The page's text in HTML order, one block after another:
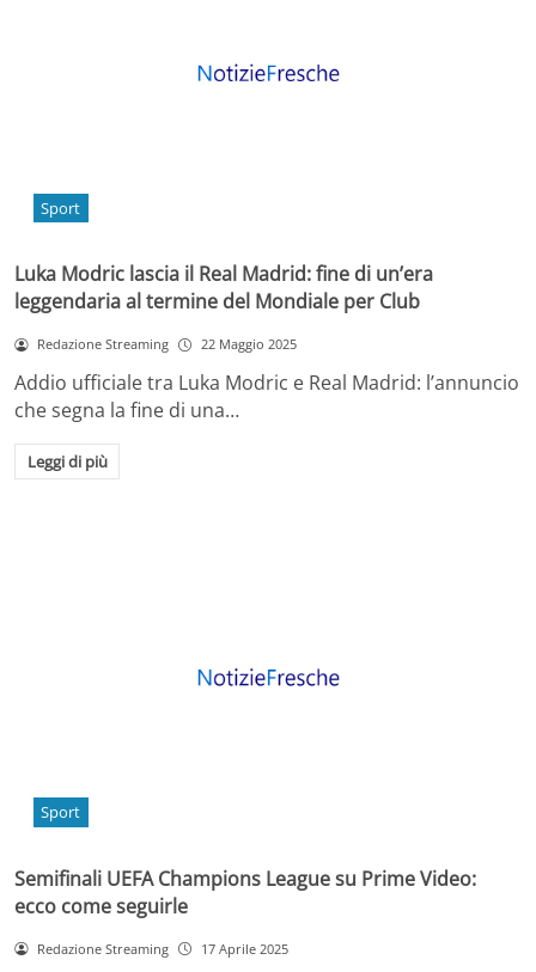
Sport
Luka Modric lascia il Real Madrid: fine di un’era
leggendaria al termine del Mondiale per Club
Redazione Streaming 22 Maggio 2025
Addio ufficiale tra Luka Modric e Real Madrid: l’annuncio
che segna la fine di una…
Leggi di più
Sport
Semifinali UEFA Champions League su Prime Video:
ecco come seguirle
Redazione Streaming 17 Aprile 2025